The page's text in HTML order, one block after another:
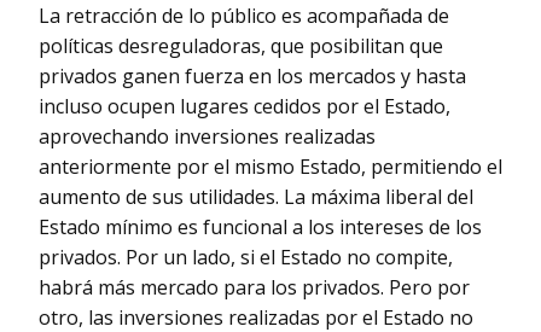
La retracción de lo público es acompañada de
políticas desreguladoras, que posibilitan que
privados ganen fuerza en los mercados y hasta
incluso ocupen lugares cedidos por el Estado,
aprovechando inversiones realizadas
anteriormente por el mismo Estado, permitiendo el
aumento de sus utilidades. La máxima liberal del
Estado mínimo es funcional a los intereses de los
privados. Por un lado, si el Estado no compite,
habrá más mercado para los privados. Pero por
otro, las inversiones realizadas por el Estado no